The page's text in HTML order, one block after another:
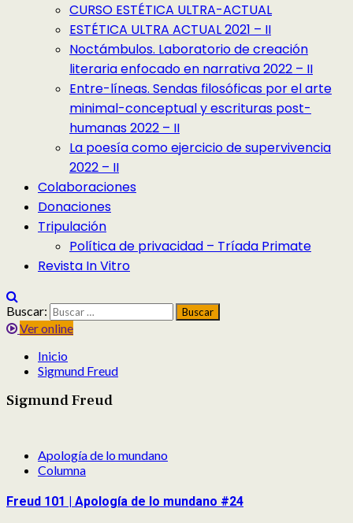
CURSO ESTÉTICA ULTRA-ACTUAL
ESTÉTICA ULTRA ACTUAL 2021 – II
Noctámbulos. Laboratorio de creación
literaria enfocado en narrativa 2022 – II
Entre-líneas. Sendas filosóficas por el arte
minimal-conceptual y escrituras post-
humanas 2022 – II
La poesía como ejercicio de supervivencia
2022 – II
Colaboraciones
Donaciones
Tripulación
Política de privacidad – Tríada Primate
Revista In Vitro
Buscar:
Ver online
Inicio
Sigmund Freud
Sigmund Freud
Apología de lo mundano
Columna
Freud 101 | Apología de lo mundano #24